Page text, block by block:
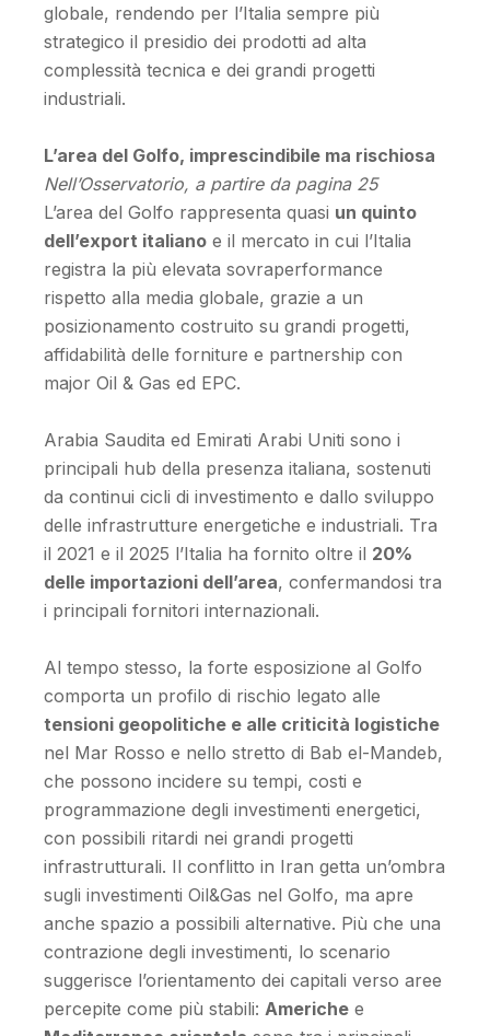
globale, rendendo per l’Italia sempre più
strategico il presidio dei prodotti ad alta
complessità tecnica e dei grandi progetti
industriali.
L’area del Golfo, imprescindibile ma rischiosa
Nell’Osservatorio, a partire da pagina 25
L’area del Golfo rappresenta quasi un quinto
dell’export italiano e il mercato in cui l’Italia
registra la più elevata sovraperformance
rispetto alla media globale, grazie a un
posizionamento costruito su grandi progetti,
affidabilità delle forniture e partnership con
major Oil & Gas ed EPC.
Arabia Saudita ed Emirati Arabi Uniti sono i
principali hub della presenza italiana, sostenuti
da continui cicli di investimento e dallo sviluppo
delle infrastrutture energetiche e industriali. Tra
il 2021 e il 2025 l’Italia ha fornito oltre il 20%
delle importazioni dell’area, confermandosi tra
i principali fornitori internazionali.
Al tempo stesso, la forte esposizione al Golfo
comporta un profilo di rischio legato alle
tensioni geopolitiche e alle criticità logistiche
nel Mar Rosso e nello stretto di Bab el-Mandeb,
che possono incidere su tempi, costi e
programmazione degli investimenti energetici,
con possibili ritardi nei grandi progetti
infrastrutturali. Il conflitto in Iran getta un’ombra
sugli investimenti Oil&Gas nel Golfo, ma apre
anche spazio a possibili alternative. Più che una
contrazione degli investimenti, lo scenario
suggerisce l’orientamento dei capitali verso aree
percepite come più stabili:Americhe e